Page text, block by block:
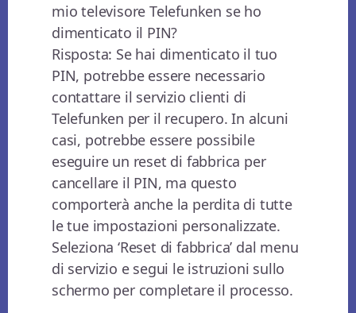
mio televisore Telefunken se ho
dimenticato il PIN?
Risposta: Se hai dimenticato il tuo
PIN, potrebbe essere necessario
contattare il servizio clienti di
Telefunken per il recupero. In alcuni
casi, potrebbe essere possibile
eseguire un reset di fabbrica per
cancellare il PIN, ma questo
comporterà anche la perdita di tutte
le tue impostazioni personalizzate.
Seleziona ‘Reset di fabbrica’ dal menu
di servizio e segui le istruzioni sullo
schermo per completare il processo.